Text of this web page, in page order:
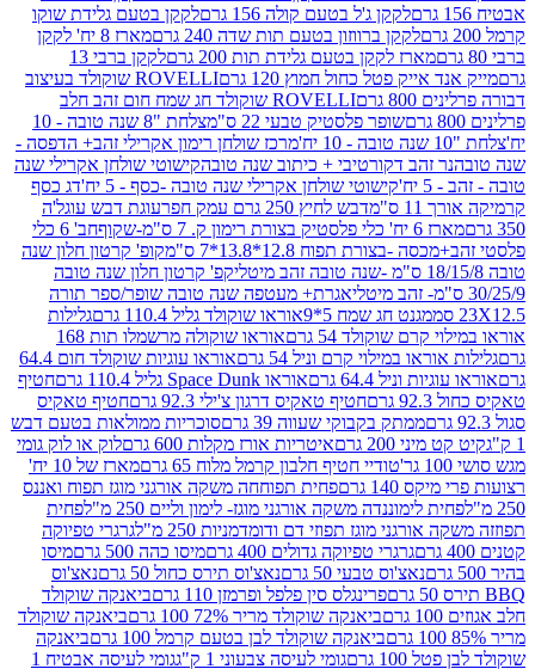
לקקן ג'ל בטעם קולה 156 גרם
לקקן בטעם גלידת שוקו
לקקן ברווזון בטעם תות שדה 240 גרם
מארז 8 יח' לקקן
מארז לקקן בטעם גלידת תות 200 גרם
לקקן ברבי 13
אייק פטל כחול חמוץ 120 גרם
ROVELLI שוקולד בעיצוב
גרם
ROVELLI שוקולד חג שמח חום זהב חלב
שופר פלסטיק טבעי 22 ס"מ
צלחת "8 שנה טובה - 10
מרכז שולחן רימון אקרילי זהב+ הדפסה -
זהב דקורטיבי + כיתוב שנה טובהקישוטי שולחן אקרילי שנה
קישוטי שולחן אקרילי שנה טובה -כסף - 5 יח'
דג כסף
ס"מ
דבש לחיץ 250 גרם עמק חפר
עוגת דבש עוגל'ה
בצורת רימון ק. 7 ס"מ-שקוף
חב' 6 כלי
-בצורת תפוח 12.8*13.8*7 ס"מ
קופ' קרטון חלון שנה
קפ' קרטון חלון שנה טובה
אגרת+ מעטפה שנה טובה שופר/ספר תורה
מגנט חג שמח 5*9
אוראו שוקולד גליל 110.4 גרם
גלילות
קרם שוקולד 54 גרם
אוראו שוקולה מרשמלו תות 168
במילוי קרם וניל 54 גרם
אוראו עוגיות שוקולד חום 64.4
וניל 64.4 גרם
אוראו Space Dunk גליל 110.4 גרם
חטיף
חטיף טאקיס דרגון צ'ילי 92.3 גרם
חטיף טאקיס
ממתק בקבוקי שעווה 39 גרם
סוכריות ממולאות בטעם דבש
200 גרם
איטריות אורז מקלות 600 גרם
לוק או לוק גומי
טודיי חטיף חלבון קרמל מלוח 65 גרם
מארז של 10 יח'
140 גרם
פחית תפוחחה משקה אורגני מוגז תפוח ואננס
לימוננדה משקה אורגני מוגז- לימון וליים 250 מ"ל
פחית
מוגז תפוזי דם ודומדמניות 250 מ"ל
גרגרי טפיוקה
גרגרי טפיוקה גדולים 400 גרם
מיסו כהה 500 גרם
מיסו
נאצ'וס טבעי 50 גרם
נאצ'וס תירס כחול 50 גרם
נאצ'וס
פרינגלס סין פלפל ופרמזן 110 גרם
ביאנקה שוקולד
ביאנקה שוקולד מריר 72% 100 גרם
ביאנקה שוקולד
ביאנקה שוקולד לבן בטעם קרמל 100 גרם
ביאנקה
גרם
גומי לעיסה צבעוני 1 ק"ג גומי לעיסה אבטיח 1